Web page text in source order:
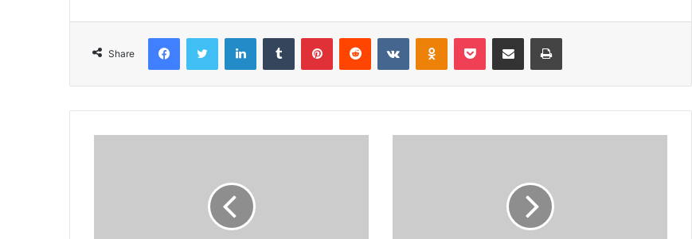
Share
FacebookTwitter LinkedInTumblr PinterestReddit VKontakteOdnoklassniki
Pocket Share via Email Print